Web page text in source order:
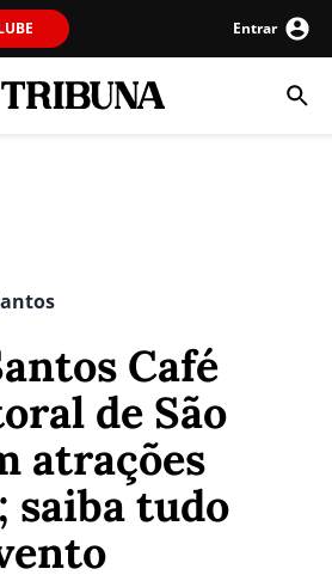
Entrar
Café
de São
atrações
saiba tudo